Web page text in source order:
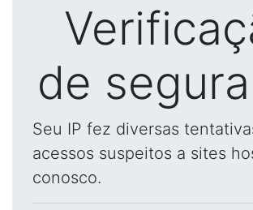
de
Seu IP fez diversas
acessos suspeitos a sites
conosco.